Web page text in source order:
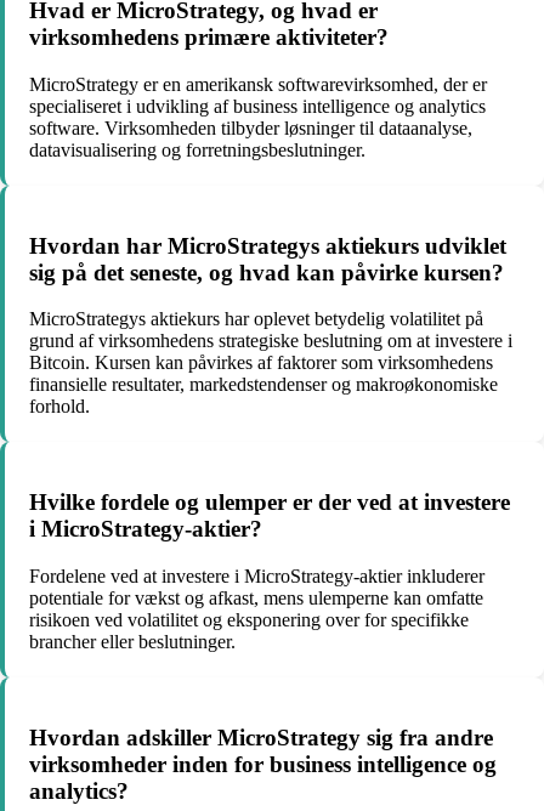
Hvad er MicroStrategy, og hvad er
virksomhedens primære aktiviteter?
MicroStrategy er en amerikansk softwarevirksomhed, der er
specialiseret i udvikling af business intelligence og analytics
software. Virksomheden tilbyder løsninger til dataanalyse,
datavisualisering og forretningsbeslutninger.
Hvordan har MicroStrategys aktiekurs udviklet
sig på det seneste, og hvad kan påvirke kursen?
MicroStrategys aktiekurs har oplevet betydelig volatilitet på
grund af virksomhedens strategiske beslutning om at investere i
Bitcoin. Kursen kan påvirkes af faktorer som virksomhedens
finansielle resultater, markedstendenser og makroøkonomiske
forhold.
Hvilke fordele og ulemper er der ved at investere
i MicroStrategy-aktier?
Fordelene ved at investere i MicroStrategy-aktier inkluderer
potentiale for vækst og afkast, mens ulemperne kan omfatte
risikoen ved volatilitet og eksponering over for specifikke
brancher eller beslutninger.
Hvordan adskiller MicroStrategy sig fra andre
virksomheder inden for business intelligence og
analytics?